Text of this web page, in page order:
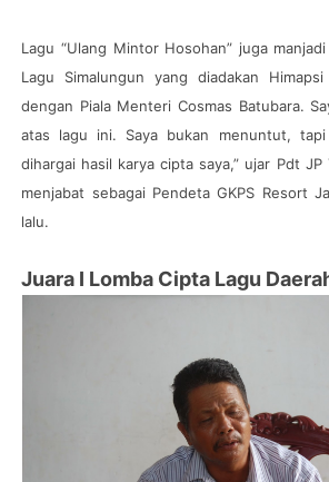
Lagu “Ulang Mintor Hosohan” juga
Lagu Simalungun yang diadakan
dengan Piala Menteri Cosmas Batubara.
atas lagu ini. Saya bukan menuntut,
dihargai hasil karya cipta saya,” ujar Pdt JP
menjabat sebagai Pendeta GKPS Resort
lalu.
Juara I Lomba Cipta Lagu